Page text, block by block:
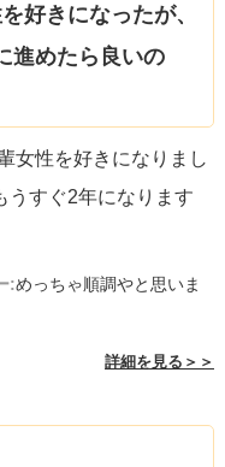
好きになったが、
進めたら良いの
女性を好きになりまし
うすぐ2年になります
:めっちゃ順調やと思いま
詳細を見る＞＞